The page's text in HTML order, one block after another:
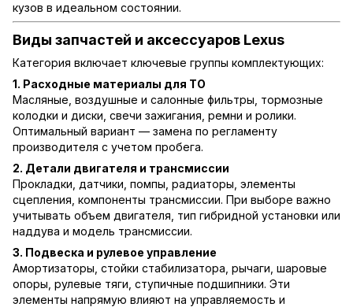
кузов в идеальном состоянии.
Виды запчастей и аксессуаров Lexus
Категория включает ключевые группы комплектующих:
1. Расходные материалы для ТО
Масляные, воздушные и салонные фильтры, тормозные
колодки и диски, свечи зажигания, ремни и ролики.
Оптимальный вариант — замена по регламенту
производителя с учетом пробега.
2. Детали двигателя и трансмиссии
Прокладки, датчики, помпы, радиаторы, элементы
сцепления, компоненты трансмиссии. При выборе важно
учитывать объем двигателя, тип гибридной установки или
наддува и модель трансмиссии.
3. Подвеска и рулевое управление
Амортизаторы, стойки стабилизатора, рычаги, шаровые
опоры, рулевые тяги, ступичные подшипники. Эти
элементы напрямую влияют на управляемость и